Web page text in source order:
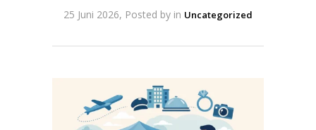
25 Juni 2026, Posted by in Uncategorized